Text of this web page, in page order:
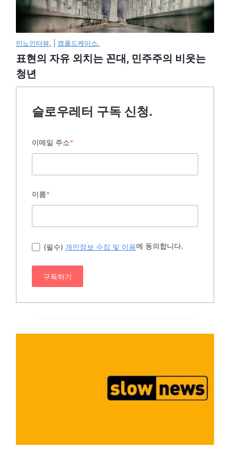
민노인터뷰. 캡콜드케이스.
표현의 자유 외치는 꼰대, 민주주의 비웃는
청년
슬로우레터 구독 신청.
이메일 주소*
이름*
(필수) 개인정보 수집 및 이용에 동의합니다.
구독하기